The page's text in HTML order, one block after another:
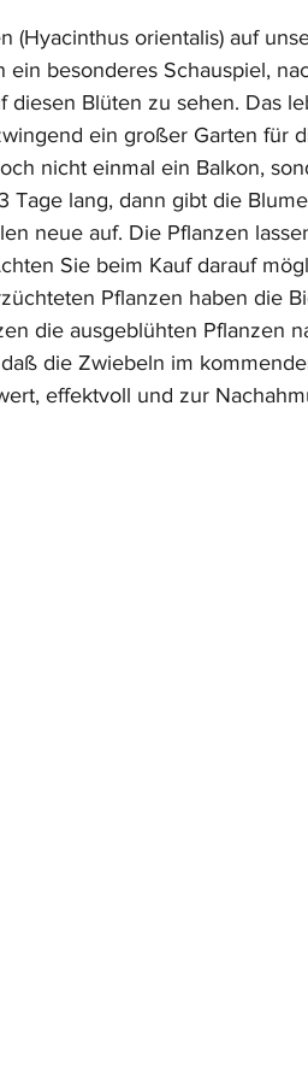
(Hyacinthus orientalis) auf
ein besonderes Schauspiel,
diesen Blüten zu sehen. Das
ein großer Garten für
nicht einmal ein Balkon,
Tage lang, dann gibt die
neue auf. Die Pflanzen
Sie beim Kauf darauf
Pflanzen haben die
die ausgeblühten Pflanzen
die Zwiebeln im
effektvoll und zur